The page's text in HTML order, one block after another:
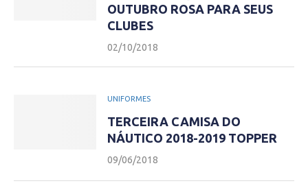
OUTUBRO ROSA PARA SEUS
CLUBES
02/10/2018
UNIFORMES
TERCEIRA CAMISA DO
NÁUTICO 2018-2019 TOPPER
09/06/2018